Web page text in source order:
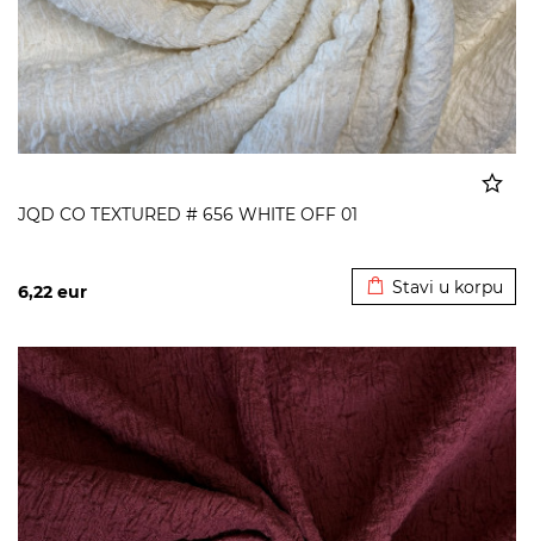
JQD CO TEXTURED # 656 WHITE OFF 01
6,22 eur Stavi u korpu